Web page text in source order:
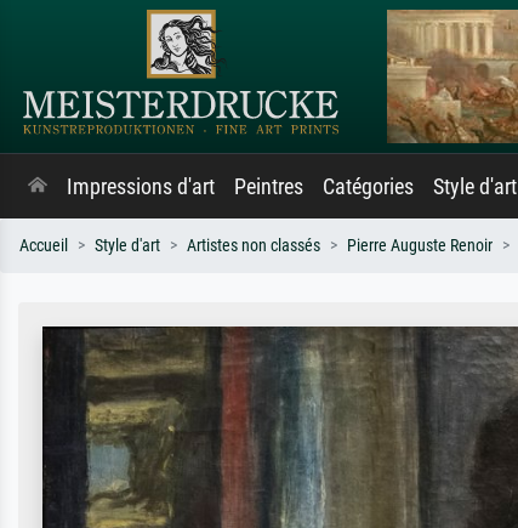
Impressions d'art Peintres Catégories Style d'art
Accueil Style d'art Artistes non classés Pierre Auguste Renoir